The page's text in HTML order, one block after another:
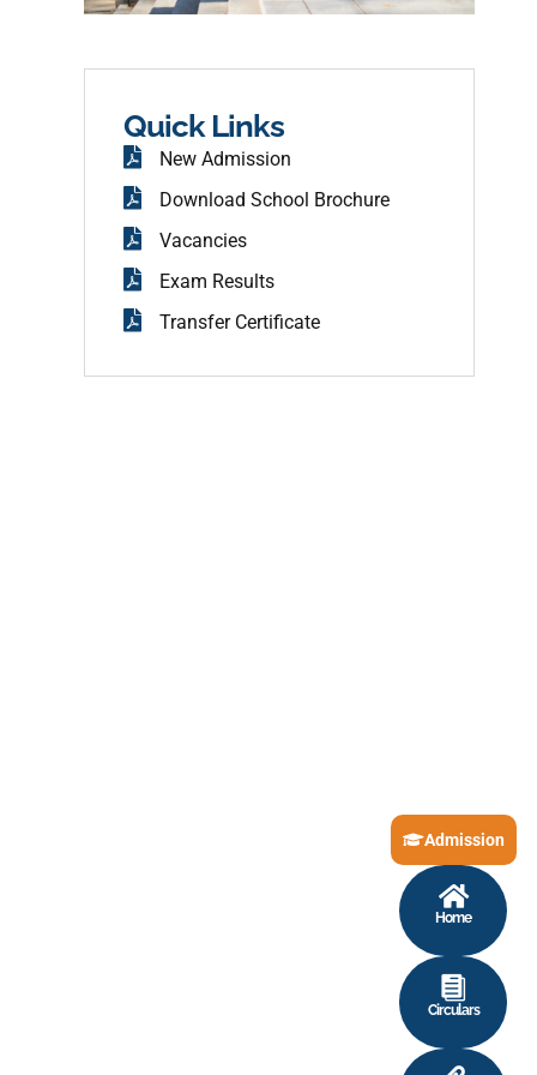
f
k
g
Quick Links
New Admission
Download School Brochure
Vacancies
Exam Results
Transfer Certificate
Admission
Home
Circulars